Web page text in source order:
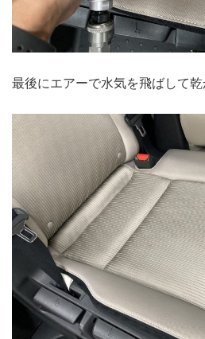
最後にエアーで水気を飛ばして乾